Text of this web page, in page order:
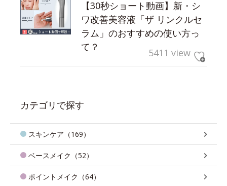
【30秒ショート動画】新・シ
ワ改善美容液「ザ リンクルセ
ラム」のおすすめの使い方っ
て？
5411 view
カテゴリで探す
スキンケア（169）
ベースメイク（52）
ポイントメイク（64）